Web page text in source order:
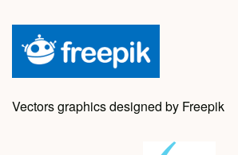
Vectors graphics designed by Freepik